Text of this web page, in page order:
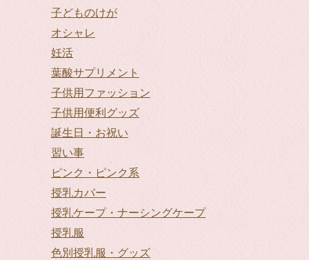
子どものけが
オシャレ
妊活
葉酸サプリメント
子供用ファッション
子供用便利グッズ
誕生日・お祝い
習い事
ピンク・ピンク系
授乳カバー
授乳ケープ・ナーシングケープ
授乳服
色別授乳服・グッズ